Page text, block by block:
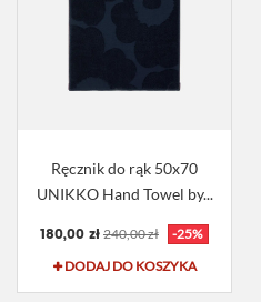
Ręcznik do rąk 50x70
UNIKKO Hand Towel by...
180,00 zł 240,00 zł
-25%
DODAJ DO KOSZYKA